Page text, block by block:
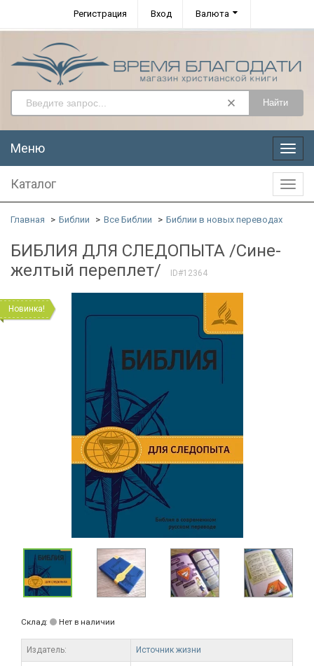
Регистрация Вход Валюта
Найти
Меню
Меню
Каталог
Главная Библии Все Библии Библии в новых переводах
БИБЛИЯ ДЛЯ СЛЕДОПЫТА /Сине-
желтый переплет/
ID#12364
Новинка!
Склад: Нет в наличии
Издатель: Источник жизни